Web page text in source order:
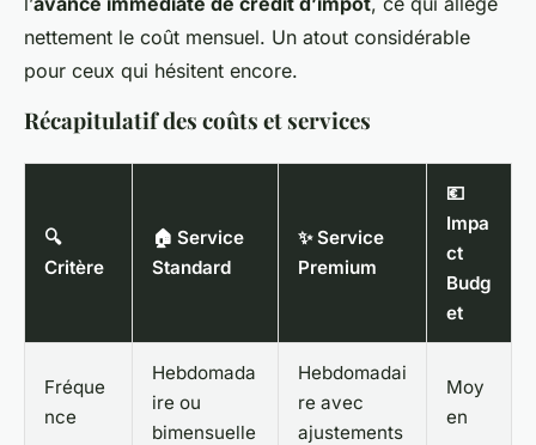
nettement le coût mensuel. Un atout considérable
pour ceux qui hésitent encore.
Récapitulatif des coûts et services
🔍
Critère
🏠 Service
Standard
✨ Service
Premium
💶
Impa
ct
Budg
et
Fréque
nce
Hebdomada
ire ou
bimensuelle
Hebdomadai
re avec
ajustements
Moy
en